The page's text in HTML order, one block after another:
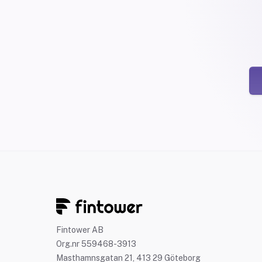
Fintower AB
Org.nr 559468-3913
Masthamnsgatan 21, 413 29 Göteborg